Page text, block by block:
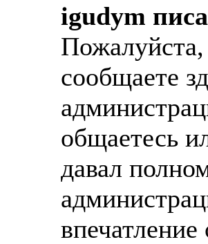
igudym
сообщаете
общаетесь
давал
впечатление